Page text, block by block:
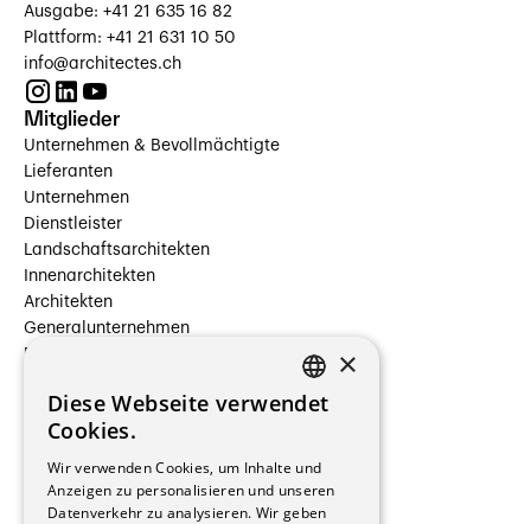
Ausgabe: +41 21 635 16 82
Plattform: +41 21 631 10 50
info@architectes.ch
Mitglieder
Unternehmen & Bevollmächtigte
Lieferanten
Unternehmen
Dienstleister
Landschaftsarchitekten
Innenarchitekten
Architekten
Generalunternehmen
Beauftragte Unternehmen
Hersteller/Lieferanten
Bauherrschaften
Immobilienverwaltungsgesellschaften
Stockwerkeigentum
Reportagen
FRENCH
×
Diese Webseite verwendet
Cookies.
Wir verwenden Cookies, um Inhalte und
Anzeigen zu personalisieren und unseren
Datenverkehr zu analysieren. Wir geben